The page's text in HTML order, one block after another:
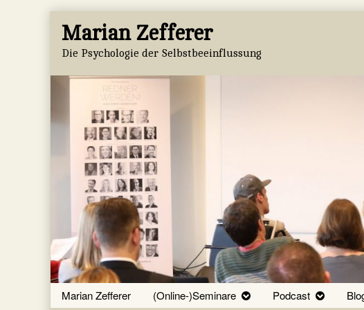
Marian Zefferer
Die Psychologie der Selbstbeeinflussung
Marian Zefferer (Online-)Seminare Podcast